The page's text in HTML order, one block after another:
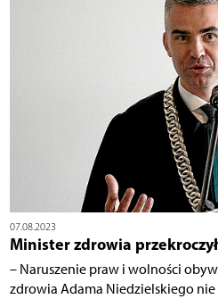
07.08.2023
Minister zdrowia
– Naruszenie praw i wolności
zdrowia Adama Niedzielskiego nie